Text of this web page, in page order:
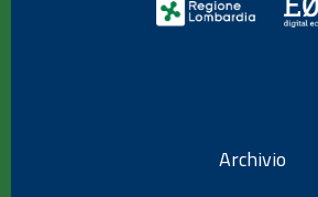
Archivio